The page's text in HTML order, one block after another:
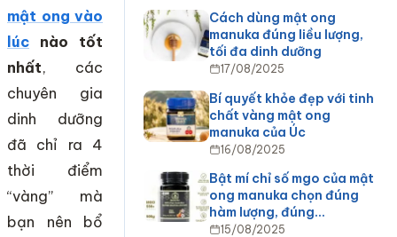
mật ong vào
lúc nào tốt
nhất, các
chuyên gia
dinh dưỡng
đã chỉ ra 4
thời điểm
“vàng” mà
bạn nên bổ
Cách dùng mật ong
manuka đúng liều lượng,
tối đa dinh dưỡng
17/08/2025
Bí quyết khỏe đẹp với tinh
chất vàng mật ong
manuka của Úc
16/08/2025
Bật mí chỉ số mgo của mật
ong manuka chọn đúng
hàm lượng, đúng…
15/08/2025